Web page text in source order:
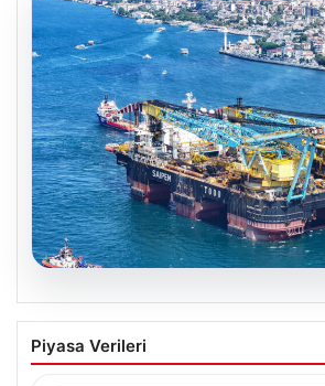
İstanbul Boğazı’ndan bir
Köprülerin altından
Piyasa Verileri